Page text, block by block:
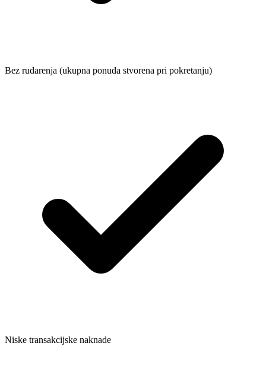
Bez rudarenja (ukupna ponuda stvorena pri pokretanju)
Niske transakcijske naknade